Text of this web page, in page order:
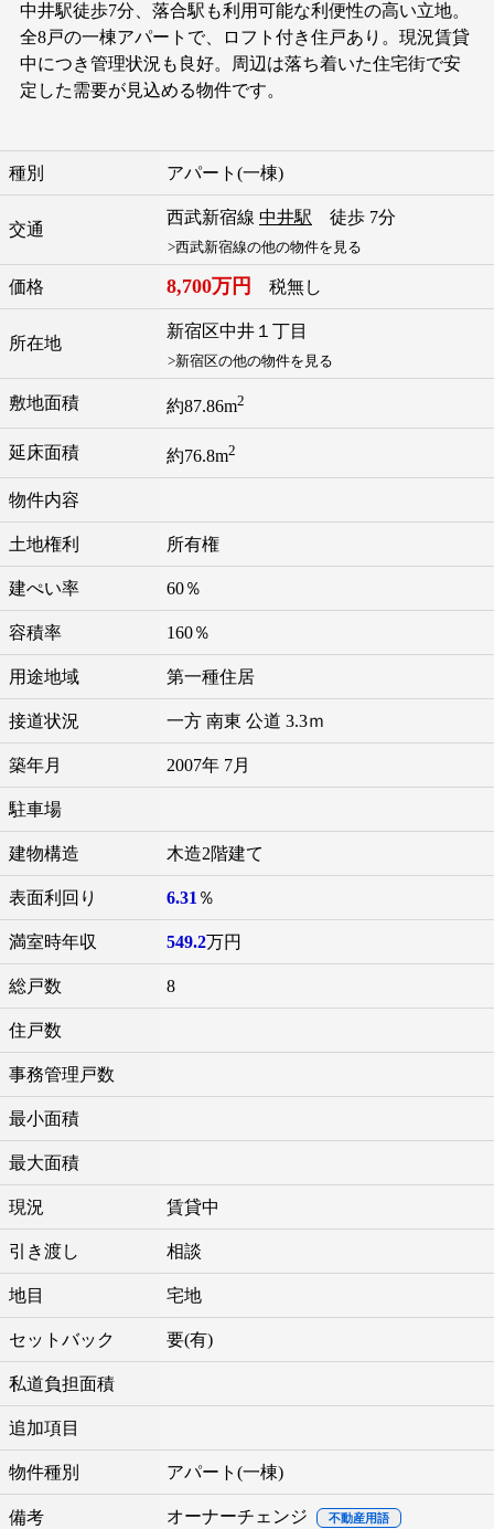
中井駅徒歩7分、落合駅も利用可能な利便性の高い立地。
全8戸の一棟アパートで、ロフト付き住戸あり。現況賃貸
中につき管理状況も良好。周辺は落ち着いた住宅街で安
定した需要が見込める物件です。
種別 アパート(一棟)
交通
西武新宿線 中井駅 徒歩 7分
>西武新宿線の他の物件を見る
価格 8,700万円 税無し
所在地
新宿区中井 １丁目
>新宿区の他の物件を見る
敷地面積 約87.86m2
延床面積 約76.8m2
物件内容
土地権利 所有権
建ぺい率 60％
容積率 160％
用途地域 第一種住居
接道状況 一方 南東 公道 3.3ｍ
築年月 2007年 7月
駐車場
建物構造 木造2階建て
表面利回り 6.31 ％
満室時年収 549.2万円
総戸数 8
住戸数
事務管理戸数
最小面積
最大面積
現況 賃貸中
引き渡し 相談
地目 宅地
セットバック 要(有)
私道負担面積
追加項目
物件種別 アパート(一棟)
備考 オーナーチェンジ 不動産用語